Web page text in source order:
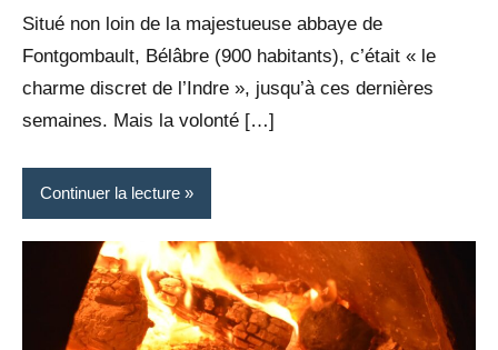
Situé non loin de la majestueuse abbaye de
Fontgombault, Bélâbre (900 habitants), c’était « le
charme discret de l’Indre », jusqu’à ces dernières
semaines. Mais la volonté […]
Continuer la lecture